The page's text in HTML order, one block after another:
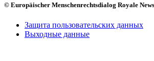
© Europäischer Menschenrechtsdialog Royale
Защита пользовательских данных
Выходные данные